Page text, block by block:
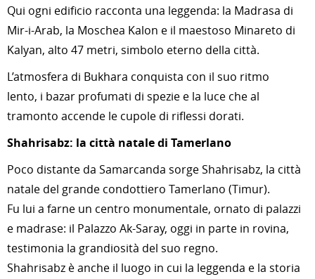
Qui ogni edificio racconta una leggenda: la Madrasa di
Mir-i-Arab, la Moschea Kalon e il maestoso Minareto di
Kalyan, alto 47 metri, simbolo eterno della città.
L’atmosfera di Bukhara conquista con il suo ritmo
lento, i bazar profumati di spezie e la luce che al
tramonto accende le cupole di riflessi dorati.
Shahrisabz: la città natale di Tamerlano
Poco distante da Samarcanda sorge Shahrisabz, la città
natale del grande condottiero Tamerlano (Timur).
Fu lui a farne un centro monumentale, ornato di palazzi
e madrase: il Palazzo Ak-Saray, oggi in parte in rovina,
testimonia la grandiosità del suo regno.
Shahrisabz è anche il luogo in cui la leggenda e la storia